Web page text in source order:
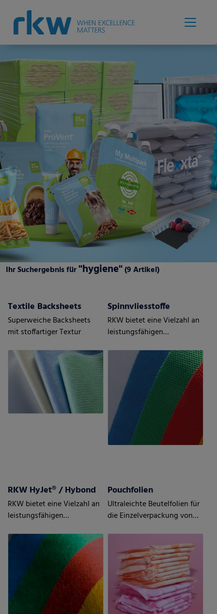
Ihr Suchergebnis für"hygiene"(9 Artikel)
Textile Backsheets
Superweiche Backsheets
mit stoffartiger Textur
Spinnvliesstoffe
RKW bietet eine Vielzahl an
leistungsfähigen
Vliesstoffen
RKW HyJet® / Hybond
RKW bietet eine Vielzahl an
leistungsfähigen
Pouchfolien
Ultraleichte Beutelfolien für
die Einzelverpackung von